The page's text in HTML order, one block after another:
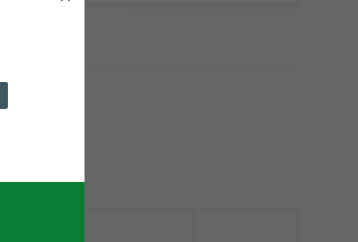
ilustrační charakter.